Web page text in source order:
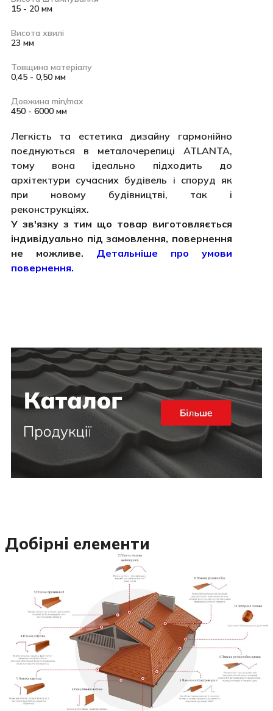
15 - 20 мм
Висота хвилі
23 мм
Товщина матеріалу
0,45 - 0,50 мм
Довжина min/max
450 - 6000 мм
Легкість та естетика дизайну гармонійно
поєднуються в металочерепиці ATLANTA,
тому вона ідеально підходить до
архітектури сучасних будівель і споруд як
при новому будівництві, так і
реконструкціях.
У зв'язку з тим що товар виготовляється
індивідуально під замовлення, повернення
не можливе. Детальніше про умови
повернення.
Добірні елементи